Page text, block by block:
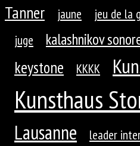
Tanner
jaune jeu de la
juge kalashnikov
keystone KKKK
Kunsthaus
Lausanne leader